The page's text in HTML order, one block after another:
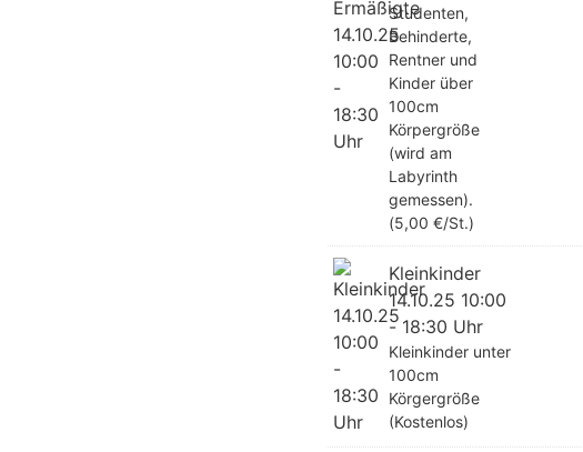
Studenten,
Behinderte,
Rentner und
Kinder über
100cm
Körpergröße
(wird am
Labyrinth
gemessen).
(5,00 €/St.)
Kleinkinder
14.10.25 10:00
- 18:30 Uhr
Kleinkinder unter
100cm
Körgergröße
(Kostenlos)